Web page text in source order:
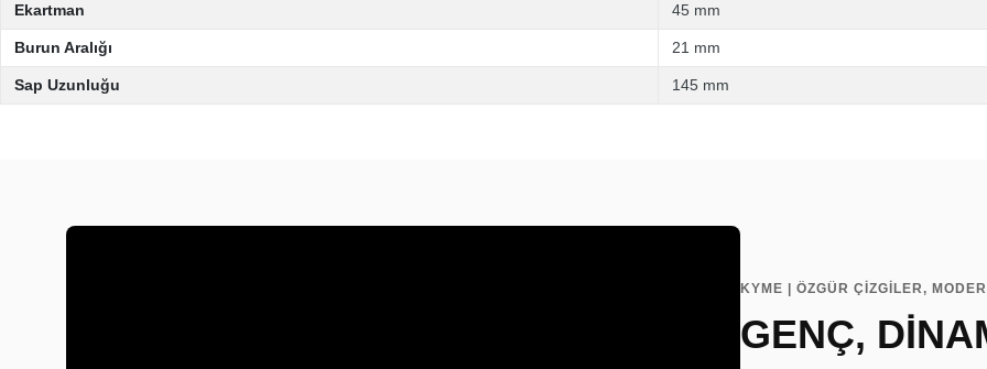
Ekartman 45 mm
Burun Aralığı 21 mm
Sap Uzunluğu 145 mm
KYME | ÖZGÜR ÇİZGİLER,
GENÇ,